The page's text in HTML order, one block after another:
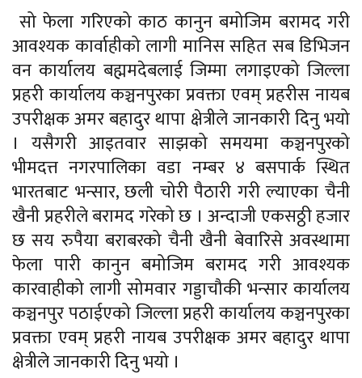
सो फेला गरिएको काठ कानुन बमोजिम बरामद गरी
आवश्यक कार्वाहीको लागी मानिस सहित सब डिभिजन
वन कार्यालय बह्ममदेबलाई जिम्मा लगाइएको जिल्ला
प्रहरी कार्यालय कञ्चनपुरका प्रवक्ता एवम् प्रहरीस नायब
उपरीक्षक अमर बहादुर थापा क्षेत्रीले जानकारी दिनु भयो
। यसैगरी आइतवार साझको समयमा कञ्चनपुरको
भीमदत्त नगरपालिका वडा नम्बर ४ बसपार्क स्थित
भारतबाट भन्सार, छली चोरी पैठारी गरी ल्याएका चैनी
खैनी प्रहरीले बरामद गरेको छ । अन्दाजी एकसठ्ठी हजार
छ सय रुपैया बराबरको चैनी खैनी बेवारिसे अवस्थामा
फेला पारी कानुन बमोजिम बरामद गरी आवश्यक
कारवाहीको लागी सोमवार गड्डाचौकी भन्सार कार्यालय
कञ्चनपुर पठाईएको जिल्ला प्रहरी कार्यालय कञ्चनपुरका
प्रवक्ता एवम् प्रहरी नायब उपरीक्षक अमर बहादुर थापा
क्षेत्रीले जानकारी दिनु भयो ।